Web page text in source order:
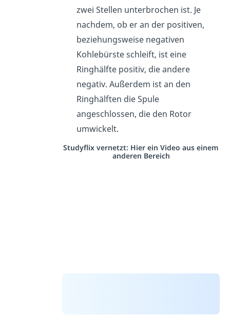
zwei Stellen unterbrochen ist. Je
nachdem, ob er an der positiven,
beziehungsweise negativen
Kohlebürste schleift, ist eine
Ringhälfte positiv, die andere
negativ. Außerdem ist an den
Ringhälften die Spule
angeschlossen, die den Rotor
umwickelt.
Studyflix vernetzt: Hier ein Video aus einem
anderen Bereich